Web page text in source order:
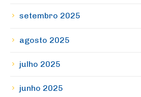
setembro 2025
agosto 2025
julho 2025
junho 2025